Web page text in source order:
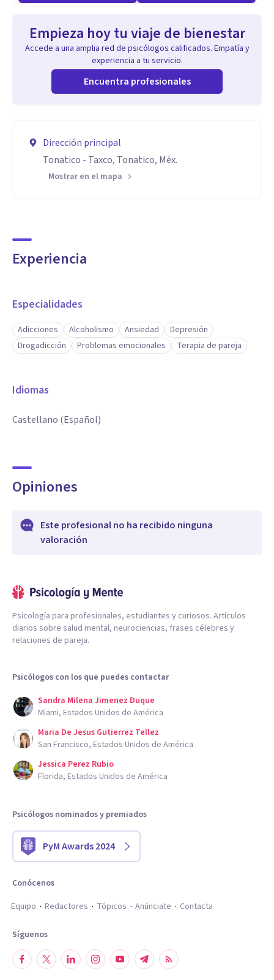
Empieza hoy tu viaje de bienestar
Accede a una amplia red de psicólogos calificados. Empatía y
experiencia a tu servicio.
Encuentra profesionales
Dirección principal
Tonatico - Taxco, Tonatico, Méx.
Mostrar en el mapa
Experiencia
Especialidades
Adicciones Alcoholismo Ansiedad
Depresión
Drogadicción
Problemas emocionales Terapia de pareja
Idiomas
Castellano (Español)
Opiniones
Este profesional no ha recibido ninguna
valoración
Psicología para profesionales, estudiantes y curiosos. Artículos
diarios sobre salud mental, neurociencias, frases célebres y
relaciones de pareja.
Psicólogos con los que puedes contactar
Sandra Milena Jimenez Duque
Miami, Estados Unidos de América
Maria De Jesus Gutierrez Tellez
San Francisco, Estados Unidos de América
Jessica Perez Rubio
Florida, Estados Unidos de América
Psicólogos nominados y premiados
PyM Awards 2024
Conócenos
Equipo
Redactores Tópicos Anúnciate Contacta
Síguenos